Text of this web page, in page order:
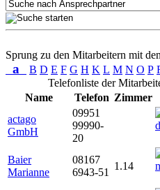
Sprung zu den Mitarbeitern mit
a B D E F G H K L M N O P
Telefonliste der
Name
Telefon Zimmer
actago
GmbH
09951
99990-
20
Baier
Marianne
08167
6943-51
1.14